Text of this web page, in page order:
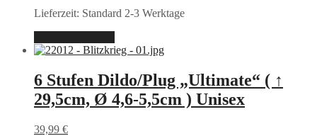
Lieferzeit: Standard 2-3 Werktage
6 Stufen Dildo/Plug „Ultimate“ ( ↑
29,5cm, Ø 4,6-5,5cm ) Unisex
39,99 €